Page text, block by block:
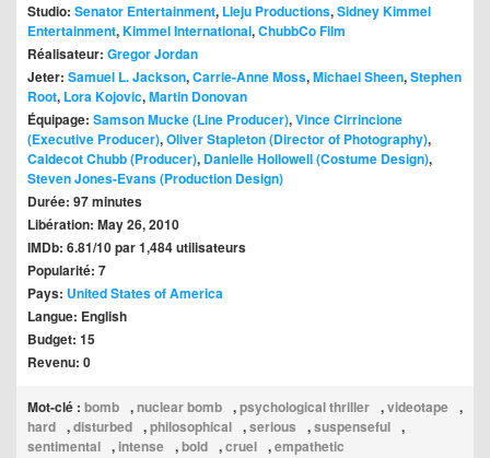
Studio: Senator Entertainment, Lleju Productions,Sidney Kimmel
Entertainment,Kimmel International,ChubbCo Film
Réalisateur: Gregor Jordan
Jeter: Samuel L. Jackson,Carrie-Anne Moss,Michael Sheen,Stephen
Root, Lora Kojovic,Martin Donovan
Équipage: Samson Mucke (Line Producer),Vince Cirrincione
(Executive Producer),Oliver Stapleton (Director of Photography),
Caldecot Chubb (Producer), Danielle Hollowell (Costume Design),
Steven Jones-Evans (Production Design)
Durée: 97 minutes
Libération: May 26, 2010
IMDb: 6.81/10 par 1,484 utilisateurs
Popularité: 7
Pays: United States of America
Langue: English
Budget: 15
Revenu: 0
Mot-clé : bomb ,nuclear bomb ,psychological thriller ,videotape ,
hard ,disturbed ,philosophical ,serious ,suspenseful ,
sentimental , intense ,bold ,cruel ,empathetic